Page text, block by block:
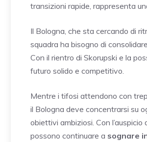
transizioni rapide, rappresenta
Il Bologna, che sta cercando di
squadra ha bisogno di
Con il rientro di Skorupski e la
futuro solido e competitivo.
Mentre i tifosi attendono con
il Bologna deve concentrarsi su
obiettivi ambiziosi. Con
possono continuare a sognare